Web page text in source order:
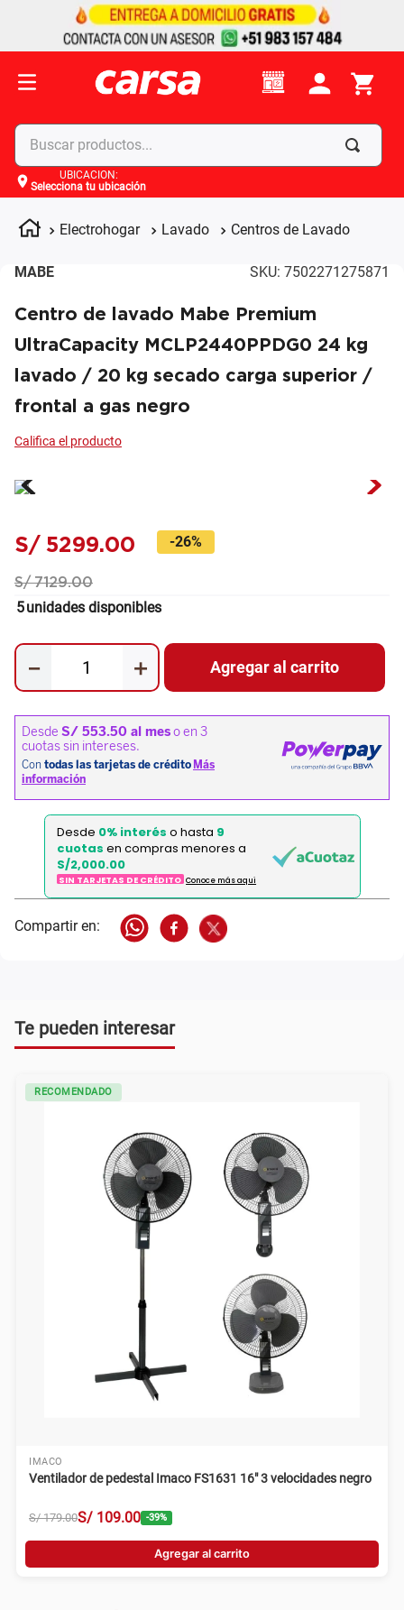
Buscar productos...
UBICACIÓN:
Selecciona tu ubicación
Electrohogar Lavado Centros de Lavado
MABE SKU: 7502271275871
Centro de lavado Mabe Premium
UltraCapacity MCLP2440PPDG0 24 kg
lavado / 20 kg secado carga superior /
frontal a gas negro
S/ 5299.00 -26%
S/ 7129.00
5unidades disponibles
＋
－ Agregar al carrito
Desde 0% interés o hasta 9
cuotas en compras menores a
S/2,000.00
SIN TARJETAS DE CRÉDITO Conoce más aqui
Te pueden interesar
RECOMENDADO
IMACO
Ventilador de pedestal Imaco FS1631 16" 3 velocidades negro
S/ 179.00S/ 109.00 -39%
Agregar al carrito
Términos más buscados
celulares
4. apple